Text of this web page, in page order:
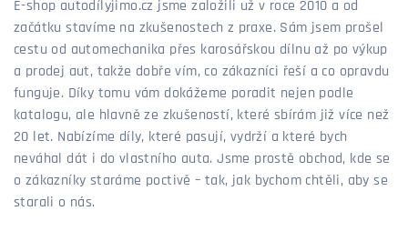
E-shop autodílyjimo.cz jsme založili už v roce 2010 a od
začátku stavíme na zkušenostech z praxe. Sám jsem prošel
cestu od automechanika přes karosářskou dílnu až po výkup
a prodej aut, takže dobře vím, co zákazníci řeší a co opravdu
funguje. Díky tomu vám dokážeme poradit nejen podle
katalogu, ale hlavně ze zkušeností, které sbírám již více než
20 let. Nabízíme díly, které pasují, vydrží a které bych
neváhal dát i do vlastního auta. Jsme prostě obchod, kde se
o zákazníky staráme poctivě – tak, jak bychom chtěli, aby se
starali o nás.